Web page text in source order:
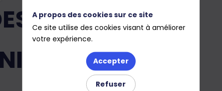
A propos des cookies sur ce site
Ce site utilise des cookies visant à améliorer
votre expérience.
Accepter
Refuser